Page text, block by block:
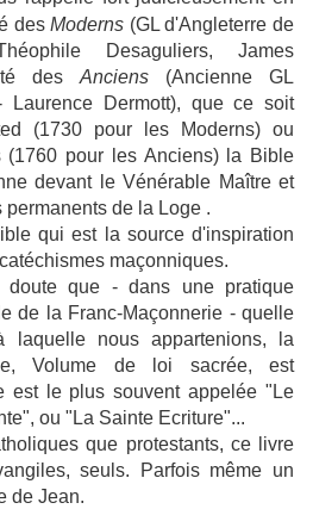
desModerns (GL d'Angleterre de
Desaguliers, James
des Anciens (Ancienne GL
Laurence Dermott), que ce soit
(1730 pour les Moderns) ou
(1760 pour les Anciens) la Bible
devant le Vénérable Maître et
de la Loge .
qui est la source d'inspiration
maçonniques.
que - dans une pratique
de la Franc-Maçonnerie - quelle
laquelle nous appartenions, la
Volume de loi sacrée, est
est le plus souvent appelée "Le
ou "La Sainte Ecriture"...
que protestants, ce livre
seuls. Parfois même un
de Jean.